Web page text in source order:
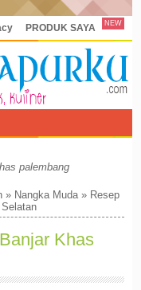
PRODUK SAYA NEW
palembang
» Nangka Muda» Resep
Khas